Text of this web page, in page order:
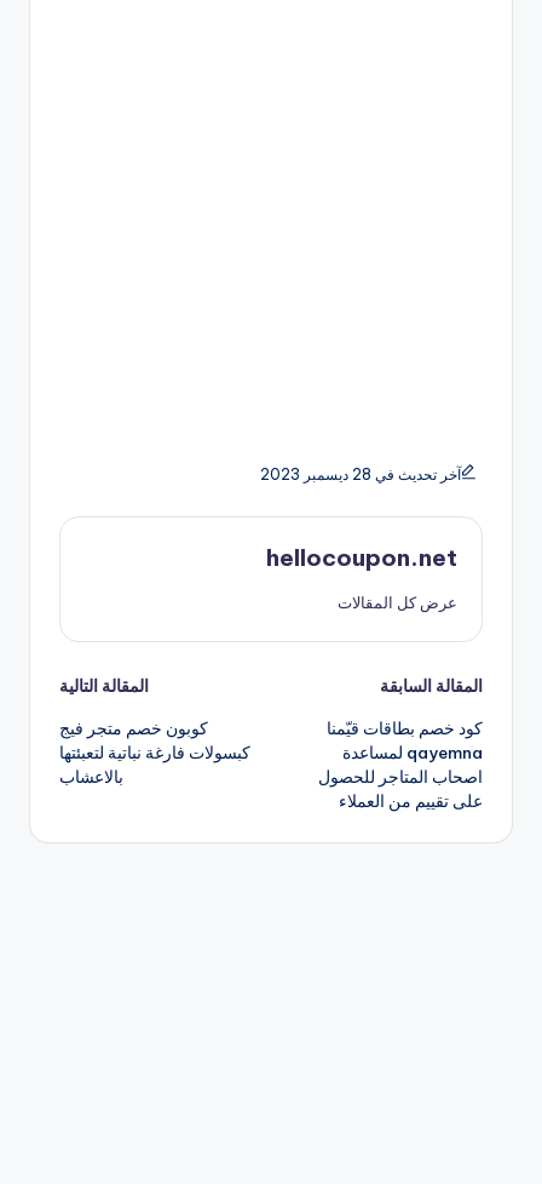
آخر تحديث في 28 ديسمبر 2023
hellocoupon.net
عرض كل المقالات
تصفّح
المقالات
المقالة السابقة
كود خصم بطاقات قيّمنا
qayemna لمساعدة
اصحاب المتاجر للحصول
على تقييم من العملاء
المقالة التالية
كوبون خصم متجر فيج
كبسولات فارغة نباتية لتعبئتها
بالاعشاب